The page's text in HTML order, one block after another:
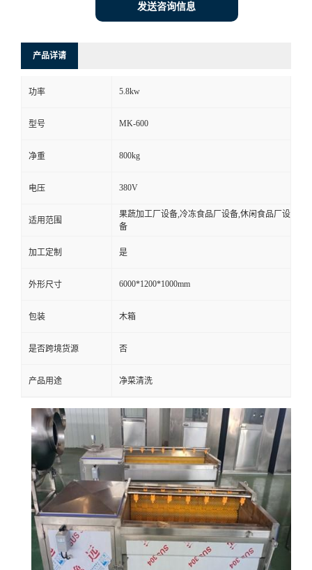
发送咨询信息
产品详请
功率 5.8kw
型号 MK-600
净重 800kg
电压 380V
适用范围
果蔬加工厂设备,冷冻食品厂设备,休闲食品厂设
备
加工定制 是
外形尺寸 6000*1200*1000mm
包装 木箱
是否跨境货源 否
产品用途 净菜清洗